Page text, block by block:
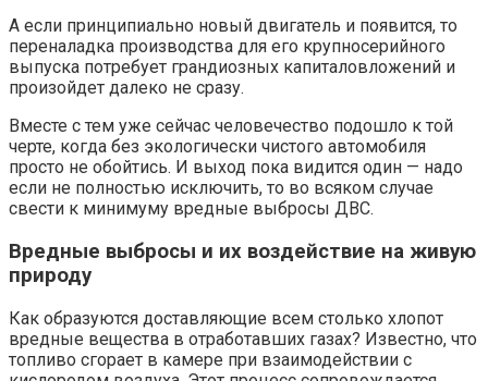
А если принципиально новый двигатель и появится, то
переналадка производства для его крупносерийного
выпуска потребует грандиозных капиталовложений и
произойдет далеко не сразу.
Вместе с тем уже сейчас человечество подошло к той
черте, когда без экологически чистого автомобиля
просто не обойтись. И выход пока видится один — надо
если не полностью исключить, то во всяком случае
свести к минимуму вредные выбросы ДВС.
Вредные выбросы и их воздействие на живую
природу
Как образуются доставляющие всем столько хлопот
вредные вещества в отработавших газах? Известно, что
топливо сгорает в камере при взаимодействии с